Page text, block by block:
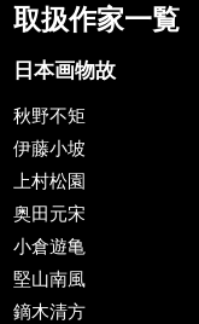
取扱作家一覧
日本画物故
秋野不矩
伊藤小坡
上村松園
奥田元宋
小倉遊亀
堅山南風
鏑木清方